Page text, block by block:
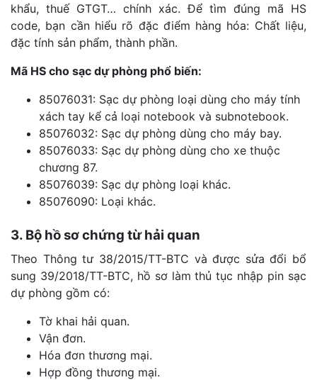
khẩu, thuế GTGT… chính xác. Để tìm đúng mã HS
code, bạn cần hiểu rõ đặc điểm hàng hóa: Chất liệu,
đặc tính sản phẩm, thành phần.
Mã HS cho sạc dự phòng phổ biến:
85076031: Sạc dự phòng loại dùng cho máy tính
xách tay kể cả loại notebook và subnotebook.
85076032: Sạc dự phòng dùng cho máy bay.
85076033: Sạc dự phòng dùng cho xe thuộc
chương 87.
85076039: Sạc dự phòng loại khác.
85076090: Loại khác.
3. Bộ hồ sơ chứng từ hải quan
Theo Thông tư 38/2015/TT-BTC và được sửa đổi bổ
sung 39/2018/TT-BTC, hồ sơ làm thủ tục nhập pin sạc
dự phòng gồm có:
Tờ khai hải quan.
Vận đơn.
Hóa đơn thương mại.
Hợp đồng thương mại.